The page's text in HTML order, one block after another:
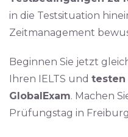
in die Testsituation
Zeitmanagement
Beginnen Sie jetzt
Ihren IELTS und testen
GlobalExam. Machen
Prüfungstag in